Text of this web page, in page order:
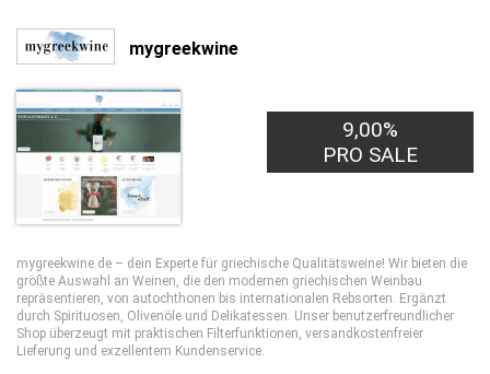
mygreekwine
9,00%
PRO SALE
mygreekwine.de – dein Experte für griechische Qualitätsweine! Wir bieten die
größte Auswahl an Weinen, die den modernen griechischen Weinbau
repräsentieren, von autochthonen bis internationalen Rebsorten. Ergänzt
durch Spirituosen, Olivenöle und Delikatessen. Unser benutzerfreundlicher
Shop überzeugt mit praktischen Filterfunktionen, versandkostenfreier
Lieferung und exzellentem Kundenservice.